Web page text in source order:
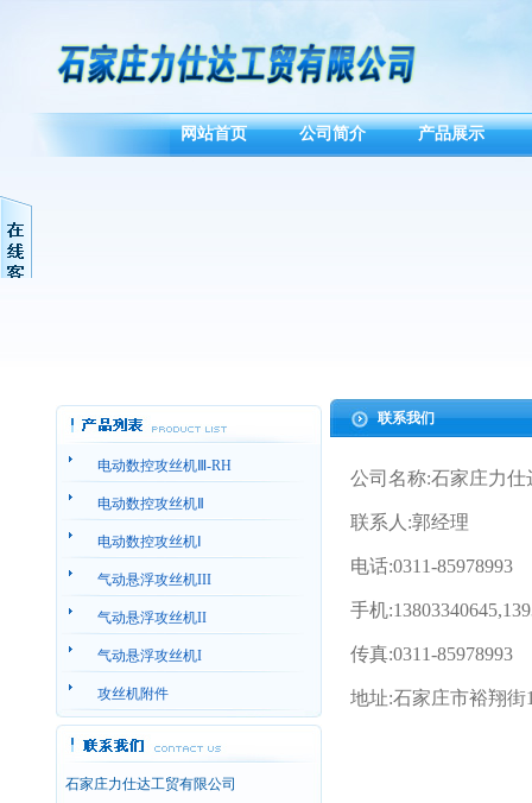
网站首页 公司简介 产品展示
电动数控攻丝机Ⅲ-RH
电动数控攻丝机Ⅱ
电动数控攻丝机Ⅰ
气动悬浮攻丝机III
气动悬浮攻丝机II
气动悬浮攻丝机I
攻丝机附件
石家庄力仕达工贸有限公司
联系我们
公司名称:石家庄力
联系人:郭经理
电话:0311-85978993
手机
传真:0311-85978993
地址:石家庄市裕翔街